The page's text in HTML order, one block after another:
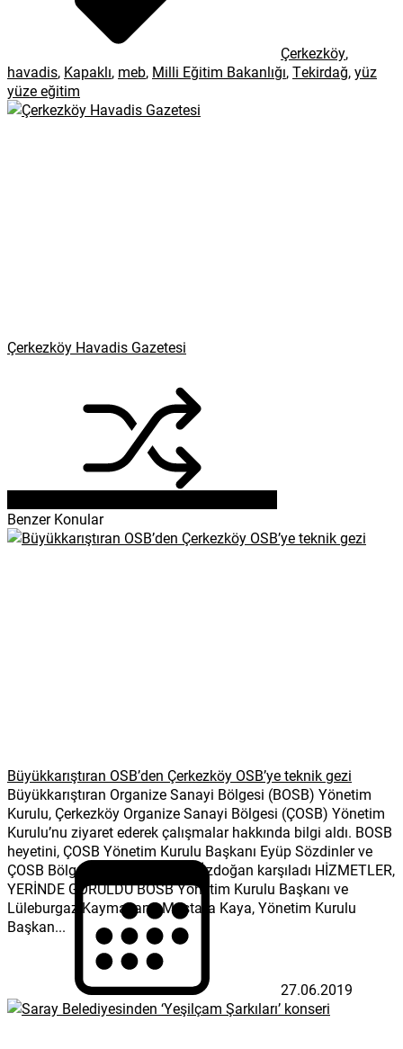
Çerkezköy,
havadis, Kapaklı, meb, Milli Eğitim Bakanlığı,Tekirdağ,yüz
yüze eğitim
Çerkezköy Havadis Gazetesi
Benzer Konular
Büyükkarıştıran OSB’den Çerkezköy OSB’ye teknik gezi
Büyükkarıştıran Organize Sanayi Bölgesi (BOSB) Yönetim
Kurulu, Çerkezköy Organize Sanayi Bölgesi (ÇOSB) Yönetim
Kurulu’nu ziyaret ederek çalışmalar hakkında bilgi aldı. BOSB
heyetini, ÇOSB Yönetim Kurulu Başkanı Eyüp Sözdinler ve
ÇOSB Bölge Müdürü Mehmet Özdoğan karşıladı HİZMETLER,
YERİNDE GÖRÜLDÜ BOSB Yönetim Kurulu Başkanı ve
Lüleburgaz Kaymakamı Mustafa Kaya, Yönetim Kurulu
Başkan...
27.06.2019